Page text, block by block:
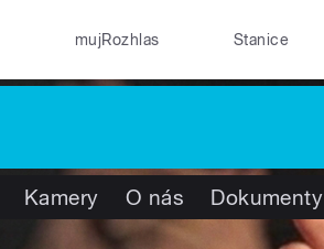
mujRozhlas Stanice
Kamery O nás Dokumenty